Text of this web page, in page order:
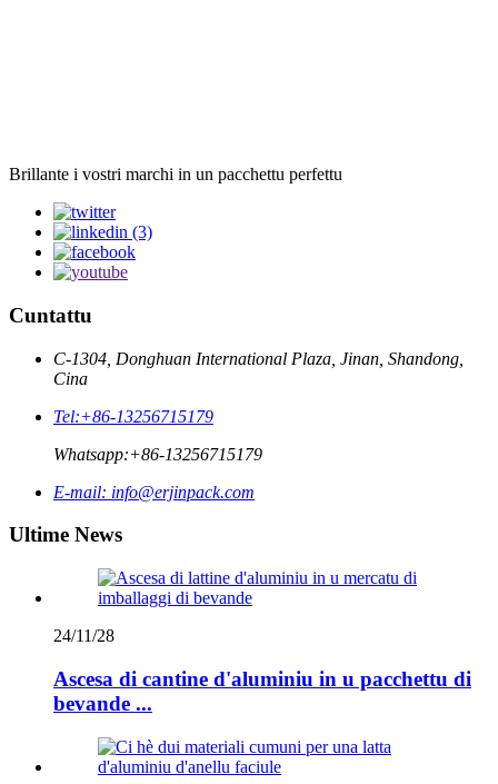
Brillante i vostri marchi in un pacchettu perfettu
Cuntattu
C-1304, Donghuan International Plaza, Jinan, Shandong,
Cina
Tel:+86-13256715179
Whatsapp:+86-13256715179
E-mail: info@erjinpack.com
Ultime News
24/11/28
Ascesa di cantine d'aluminiu in u pacchettu di
bevande ...